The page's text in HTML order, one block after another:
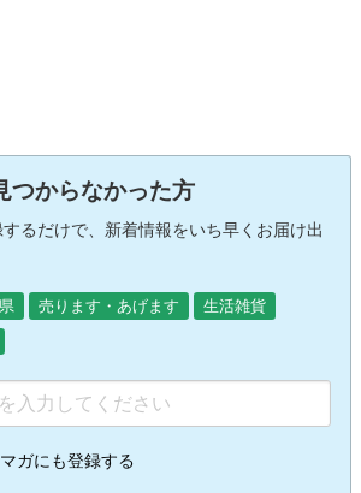
つからなかった方
るだけで、新着情報をいち早くお届け出
売ります・あげます
生活雑貨
ガにも登録する